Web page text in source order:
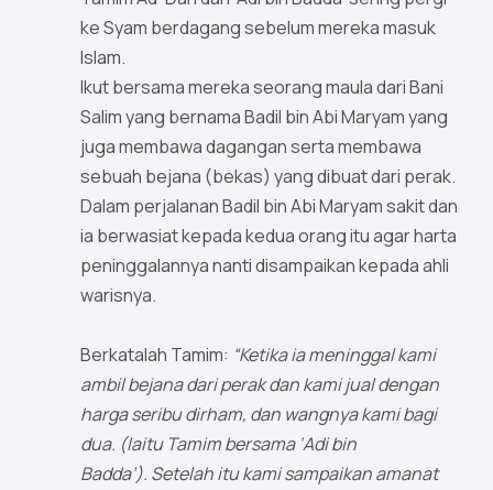
ke Syam berdagang sebelum mereka masuk
Islam.
Ikut bersama mereka seorang maula dari Bani
Salim yang bernama Badil bin Abi Maryam yang
juga membawa dagangan serta membawa
sebuah bejana (bekas) yang dibuat dari perak.
Dalam perjalanan Badil bin Abi Maryam sakit dan
ia berwasiat kepada kedua orang itu agar harta
peninggalannya nanti disampaikan kepada ahli
warisnya.
Berkatalah Tamim: “Ketika ia meninggal kami
ambil bejana dari perak dan kami jual dengan
harga seribu dirham, dan wangnya kami bagi
dua. (Iaitu Tamim bersama ‘Adi bin
Badda’). Setelah itu kami sampaikan amanat